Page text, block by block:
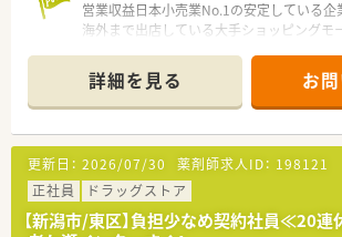
・OTC領域を学ぶために、配属店舗のエリ
ラッグ研修を設けられております。
<働き方について>
ライフスタイルに合わせて｢9時間勤務・8時
選択が可能です！
ンスを保つことが可能です。
キャリアパスが明確で早い段階から責任あ
チャンスがあり｢1～2年目で薬局長最短3～
ージャー(SV)」に昇格できるなど、成長中
格チャンスも多い企業です。
営業収益日本小売業No.1の安定している企
海外まで出店している大手ショッピングモ
■面分業がメインのため、多くの医療機関
いるので、薬の品目数も多く、幅広い知識・
できます。
■OTC併設店だからこそ『健康をトータル
す。
※赤ちゃんからお年寄りまで健康相談を通
ーション推進に貢献でき、カウンセリング
境です。
※在宅医療への取り組みも積極的行ってお
詳細を見る お
更新日： 2026/07/30 薬剤師求人ID： 198121
正社員
ドラッグストア
【新潟市/東区】負担少なめ契約社員≪20